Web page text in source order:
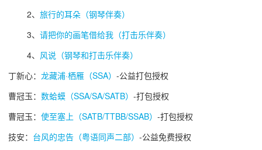
2、 旅行的耳朵（钢琴伴奏）
3、 请把你的画笔借给我（打击乐伴奏）
4、 风说（钢琴和打击乐伴奏）
丁新心：龙藏浦·栖雁（SSA）-公益打包授权
曹冠玉：数蛤蟆（SSA/SA/SATB）-打包授权
曹冠玉：使至塞上（SATB/TTBB/SSAB）-打包授权
技安： 台风的忠告（粤语同声二部）-公益免费授权